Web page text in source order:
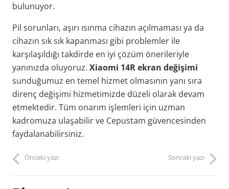
bulunuyor.
Pil sorunları, aşırı ısınma cihazın açılmaması ya da
cihazın sık sık kapanması gibi problemler ile
karşılaşıldığı takdirde en iyi çözüm önerileriyle
yanınızda oluyoruz. Xiaomi 14R ekran değişimi
sunduğumuz en temel hizmet olmasının yanı sıra
direnç değişimi hizmetimizde düzeli olarak devam
etmektedir. Tüm onarım işlemleri için uzman
kadromuza ulaşabilir ve Cepustam güvencesinden
faydalanabilirsiniz.
Önceki yazı Sonraki yazı